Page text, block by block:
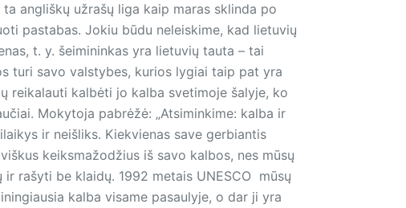
angliškų užrašų liga kaip maras sklinda po
pastabas. Jokiu būdu neleiskime, kad lietuvių
t. y. šei­mi­nin­kas yra lietuvių tauta – tai
turi savo valstybes, kurios lygiai taip pat yra
reikalauti kalbėti jo kalba svetimoje šalyje, ko
Mokytoja pabrėžė: „Atsiminkime: kalba ir
ir neišliks. Kiekvienas save gerbiantis
keiksmažodžius iš savo kalbos, nes mūsų
rašyti be klaidų. 1992 metais UNESCO mūsų
kalba visame pasaulyje, o dar ji yra